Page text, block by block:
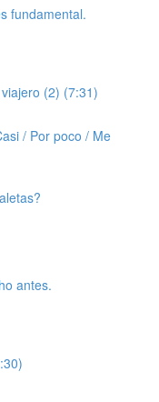
fundamental.
(2) (7:31)
/ Por poco / Me
antes.